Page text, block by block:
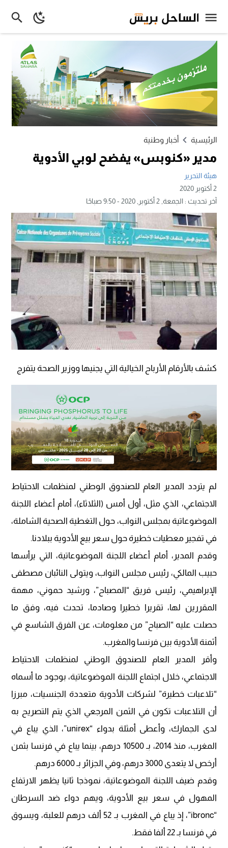
الرئيسية أخبار وطنية
مدير «كنوبس» يفضح لوبي الأدوية
هيئة التحرير
2 أكتوبر 2020
آخر تحديث :الجمعة, 2 أكتوبر, 2020 - 9:50 صباحًا
كشف بالأرقام الأرباح الخيالية التي يجنيها ووزير الصحة يتفرج
لم يتردد المدير العام للصندوق الوطني لمنظمات الاحتياط
الاجتماعي، الذي مثل، أول أمس (الثلاثاء)، أمام أعضاء اللجنة
الموضوعاتية بمجلس النواب، حول التغطية الصحية الشاملة،
في تفجير معطيات خطيرة حول سعر بيع الأدوية ببلادنا.
وقدم المدير، أمام أعضاء اللجنة الموضوعاتية، التي يرأسها
حبيب المالكي، رئيس مجلس النواب، ويتولى النائبان مصطفى
الإبراهيمي، رئيس فريق “المصباح”، ورشيد حموني، مهمة
المقررين لها، تقريرا خطيرا وصادما، تحدث فيه، وفق ما
حصلت عليه “الصباح” من معلومات، عن الفرق الشاسع في
أثمنة الأدوية بين فرنسا والمغرب.
وأقر المدير العام للصندوق الوطني لمنظمات الاحتياط
الاجتماعي، خلال اجتماع اللجنة الموضوعاتية، بوجود ما أسماه
“تلاعبات خطيرة” لشركات الأدوية متعددة الجنسيات، مبرزا
أن التلاعبات تكون في الثمن المرجعي الذي يتم التصريح به
لدى الجمارك، وأعطى أمثلة بدواء “unirex”، الذي يباع في
المغرب، منذ 2014، بـ 10500 درهم، بينما يباع في فرنسا بثمن
أرخص لا يتعدى 3000 درهم، وفي الجزائر بـ 6000 درهم.
وقدم ضيف اللجنة الموضوعاتية، نموذجا ثانيا يظهر الارتفاع
المهول في سعر بيع الأدوية، ويهم دواء ضد السرطان
“ibronc”، إذ يباع في المغرب بـ 52 ألف درهم للعلبة، ويسوق
في فرنسا بـ 22 ألفا فقط.